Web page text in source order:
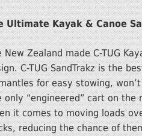
Ultimate Kayak & Canoe
New Zealand made C-TUG
C-TUG SandTrakz is the
for easy stowing,
only “engineered” cart on the
it comes to moving loads
reducing the chance of